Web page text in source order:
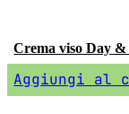
Crema viso Day
Aggiungi al